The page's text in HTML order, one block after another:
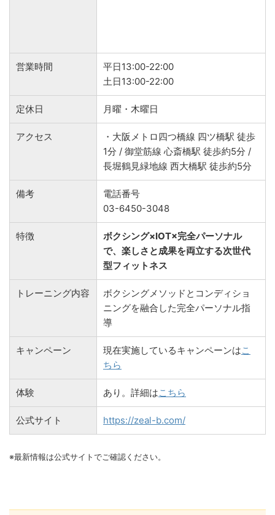
営業時間
平日13:00-22:00
土日13:00-22:00
定休日 月曜・木曜日
アクセス
・大阪メトロ四つ橋線 四ツ橋駅 徒歩
1分 / 御堂筋線 心斎橋駅 徒歩約5分 /
長堀鶴見緑地線 西大橋駅 徒歩約5分
備考
電話番号
03-6450-3048
特徴
ボクシング×IOT×完全パーソナル
で、楽しさと成果を両立する次世代
型フィットネス
トレーニング内容
ボクシングメソッドとコンディショ
ニングを融合した完全パーソナル指
導
キャンペーン 現在実施しているキャンペーンはこ
ちら
体験 あり。詳細はこちら
公式サイト https://zeal-b.com/
※最新情報は公式サイトでご確認ください。